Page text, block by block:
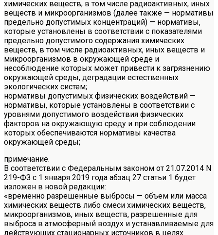
химических веществ, в том числе радиоактивных, иных
веществ и микроорганизмов (далее также — нормативы
предельно допустимых концентраций) — нормативы,
которые установлены в соответствии с показателями
предельно допустимого содержания химических
веществ, в том числе радиоактивных, иных веществ и
микроорганизмов в окружающей среде и
несоблюдение которых может привести к загрязнению
окружающей среды, деградации естественных
экологических систем;
нормативы допустимых физических воздействий —
нормативы, которые установлены в соответствии с
уровнями допустимого воздействия физических
факторов на окружающую среду и при соблюдении
которых обеспечиваются нормативы качества
окружающей среды;
примечание.
В соответствии с Федеральным законом от 21.07.2014 N
219-ФЗ с 1 января 2019 года абзац 27 статьи 1 будет
изложен в новой редакции:
«временно разрешенные выбросы — объем или масса
химических веществ либо смеси химических веществ,
микроорганизмов, иных веществ, разрешенные для
выброса в атмосферный воздух и устанавливаемые для
действующих стационарных источников в целях